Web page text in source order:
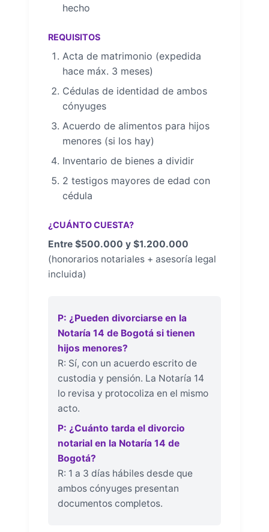
hecho
REQUISITOS
Acta de matrimonio (expedida
hace máx. 3 meses)
Cédulas de identidad de ambos
cónyuges
Acuerdo de alimentos para hijos
menores (si los hay)
Inventario de bienes a dividir
2 testigos mayores de edad con
cédula
¿CUÁNTO CUESTA?
Entre $500.000 y $1.200.000
(honorarios notariales + asesoría legal
incluida)
P: ¿Pueden divorciarse en la
Notaría 14 de Bogotá si tienen
hijos menores?
R: Sí, con un acuerdo escrito de
custodia y pensión. La Notaría 14
lo revisa y protocoliza en el mismo
acto.
P: ¿Cuánto tarda el divorcio
notarial en la Notaría 14 de
Bogotá?
R: 1 a 3 días hábiles desde que
ambos cónyuges presentan
documentos completos.